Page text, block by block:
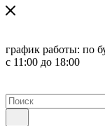
график работы: по
с 11:00 до 18:00